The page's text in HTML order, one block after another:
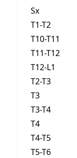
Sx
T1-T2
T10-T11
T11-T12
T12-L1
T2-T3
T3
T3-T4
T4
T4-T5
T5-T6